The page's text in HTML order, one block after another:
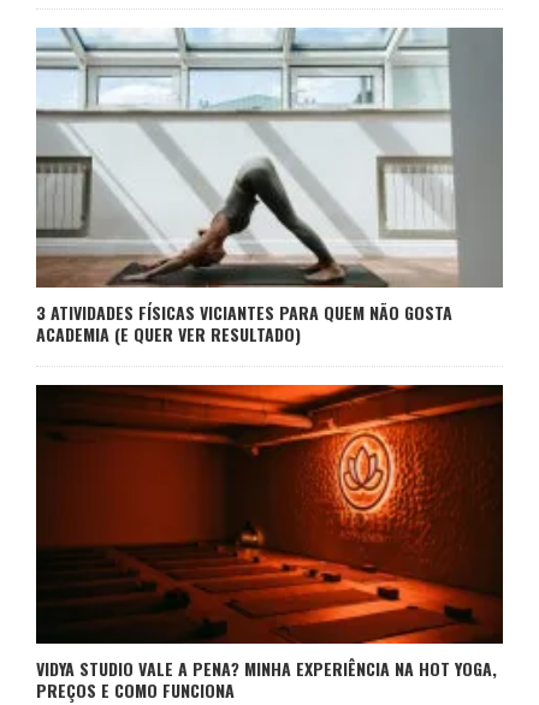
3 ATIVIDADES FÍSICAS VICIANTES PARA QUEM NÃO GOSTA
ACADEMIA (E QUER VER RESULTADO)
VIDYA STUDIO VALE A PENA? MINHA EXPERIÊNCIA NA HOT YOGA,
PREÇOS E COMO FUNCIONA